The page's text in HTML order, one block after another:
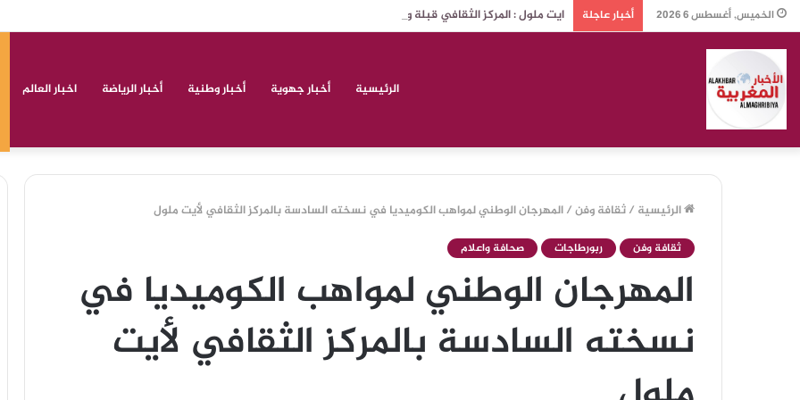
الخميس, أغسطس 6 2026 أخبار عاجلة ايت ملول : المركز الثقافي قبلة وطنية ودولية لعدة أنشطة مختلفة
الرئيسية أخبار جهوية أخبار وطنية أخبار الرياضة اخبار العالم
الرئيسية /ثقافة وفن/المهرجان الوطني لمواهب الكوميديا في نسخته السادسة بالمركز الثقافي لأيت ملول
ثقافة وفن ربورطاجات صحافة واعلام
المهرجان الوطني لمواهب الكوميديا في
نسخته السادسة بالمركز الثقافي لأيت